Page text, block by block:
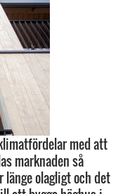
med att
marknaden så
länge olagligt och det